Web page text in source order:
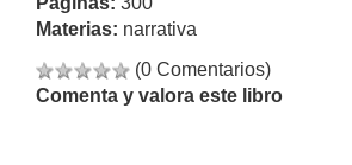
Materias: narrativa
(0 Comentarios)
Comenta y valora este libro